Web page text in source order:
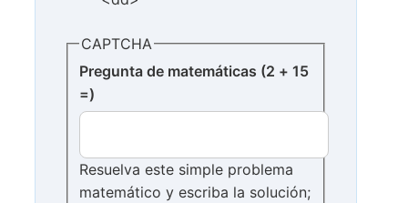
CAPTCHA
Pregunta de matemáticas (2 + 15
=)
Resuelva este simple problema
matemático y escriba la solución;